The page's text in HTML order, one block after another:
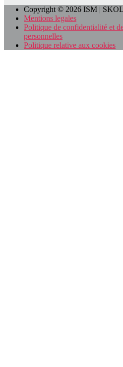
Copyright © 2026 ISM |
Mentions legales
Politique de confidentialité et
personnelles
Politique relative aux cookies